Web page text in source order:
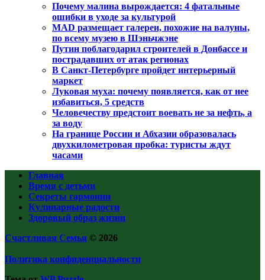
Почему малина вырождается: 4 фатальные
ошибки в уходе за культурой
MAD размещает галереи, похожие на валуны,
по всему музею в Шэньчжэне
Путин поблагодарил строителей в Донбассе и
пострадавших от атак регионах
В Санкт-Петербурге пройдет интерьерный
маркет
Луковая муха: почему появляется, как от нее
избавиться, 5 средств
Человечеству предстоит воевать не за нефть, а
за воду
На границе России и Абхазии образовалась
двухкилометровая пробка: туристы ждут
часами
Главная
Время с детьми
Секреты гармонии
Кулинарные радости
Здоровый образ жизни
Счастливая Семья © 2026
Политика конфиденциальности